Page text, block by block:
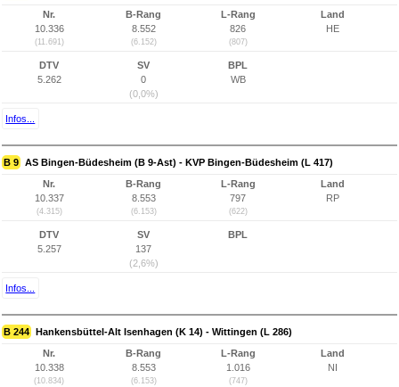
Nr.
10.336
(11.691)
B-Rang
8.552
(6.152)
L-Rang
826
(807)
Land
HE
DTV
5.262
SV
0
(0,0%)
BPL
WB
Infos...
B 9 AS Bingen-Büdesheim (B 9-Ast) - KVP Bingen-Büdesheim (L 417)
Nr.
10.337
(4.315)
B-Rang
8.553
(6.153)
L-Rang
797
(622)
Land
RP
DTV
5.257
SV
137
(2,6%)
BPL
Infos...
B 244 Hankensbüttel-Alt Isenhagen (K 14) - Wittingen (L 286)
Nr.
10.338
(10.834)
B-Rang
8.553
(6.153)
L-Rang
1.016
(747)
Land
NI